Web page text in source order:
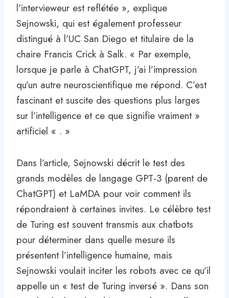
l’intervieweur est reflétée », explique
Sejnowski, qui est également professeur
distingué à l’UC San Diego et titulaire de la
chaire Francis Crick à Salk. « Par exemple,
lorsque je parle à ChatGPT, j’ai l’impression
qu’un autre neuroscientifique me répond. C’est
fascinant et suscite des questions plus larges
sur l’intelligence et ce que signifie vraiment »
artificiel « . »
Dans l’article, Sejnowski décrit le test des
grands modèles de langage GPT-3 (parent de
ChatGPT) et LaMDA pour voir comment ils
répondraient à certaines invites. Le célèbre test
de Turing est souvent transmis aux chatbots
pour déterminer dans quelle mesure ils
présentent l’intelligence humaine, mais
Sejnowski voulait inciter les robots avec ce qu’il
appelle un « test de Turing inversé ». Dans son